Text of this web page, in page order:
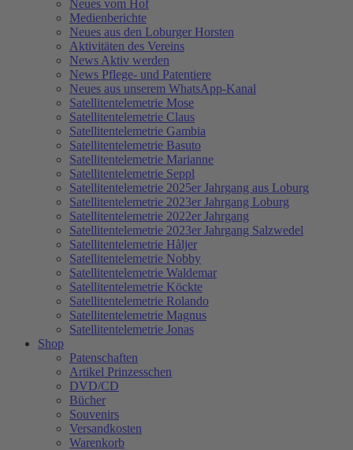
Neues vom Hof
Medienberichte
Neues aus den Loburger Horsten
Aktivitäten des Vereins
News Aktiv werden
News Pflege- und Patentiere
Neues aus unserem WhatsApp-Kanal
Satellitentelemetrie Mose
Satellitentelemetrie Claus
Satellitentelemetrie Gambia
Satellitentelemetrie Basuto
Satellitentelemetrie Marianne
Satellitentelemetrie Seppl
Satellitentelemetrie 2025er Jahrgang aus Loburg
Satellitentelemetrie 2023er Jahrgang Loburg
Satellitentelemetrie 2022er Jahrgang
Satellitentelemetrie 2023er Jahrgang Salzwedel
Satellitentelemetrie Håljer
Satellitentelemetrie Nobby
Satellitentelemetrie Waldemar
Satellitentelemetrie Köckte
Satellitentelemetrie Rolando
Satellitentelemetrie Magnus
Satellitentelemetrie Jonas
Shop
Patenschaften
Artikel Prinzesschen
DVD/CD
Bücher
Souvenirs
Versandkosten
Warenkorb